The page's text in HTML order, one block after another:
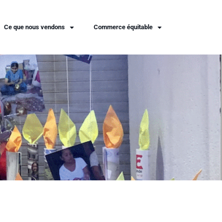
Ce que nous vendons Commerce équitable